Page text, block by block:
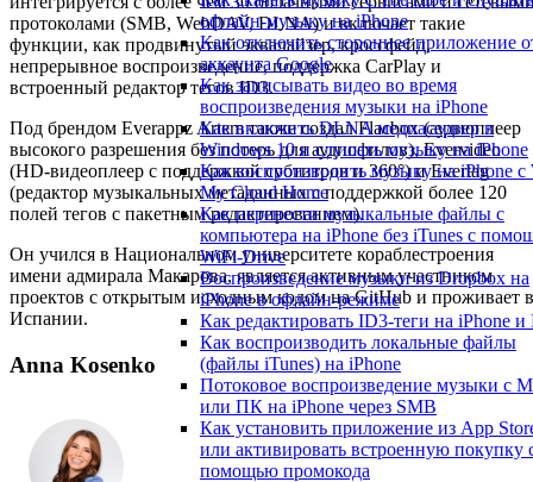
офлайн-музыку на iPhone
Как отключить стороннее приложение
аккаунта Google
Как записывать видео во время
воспроизведения музыки на iPhone
Как включить DLNA медиасервер в
Windows 10 и слушать музыку на iPhone
Как воспроизводить музыку на iPhone с
My Cloud Home
Как перенести музыкальные файлы с
компьютера на iPhone без iTunes с
WiFi-Drive
Воспроизведение музыки из Dropbox на
iPhone в офлайн-режиме
Как редактировать ID3-теги на iPhone и
Как воспроизводить локальные файлы
(файлы iTunes) на iPhone
Потоковое воспроизведение музыки с
или ПК на iPhone через SMB
Как установить приложение из App
или активировать встроенную покупку
помощью промокода
протоколами (SMB, WebDAV, DLNA) и включает такие
функции, как продвинутый эквалайзер, кроссфейд,
непрерывное воспроизведение, поддержка CarPlay и
встроенный редактор тегов ID3.
Под брендом Everappz Artem также создал Flacbox (аудиоплеер
высокого разрешения без потерь для аудиофилов), Evervideo
(HD-видеоплеер с поддержкой субтитров и 360°) и Evertag
(редактор музыкальных метаданных с поддержкой более 120
полей тегов с пакетным редактированием).
Он учился в Национальном университете кораблестроения
имени адмирала Макарова, является активным участником
проектов с открытым исходным кодом на GitHub и проживает в
Испании.
Anna Kosenko